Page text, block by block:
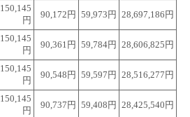
150,145
円
90,172円 59,973円 28,697,186円
150,145
円
90,361円 59,784円 28,606,825円
150,145
円
90,548円 59,597円 28,516,277円
150,145
円
90,737円 59,408円 28,425,540円